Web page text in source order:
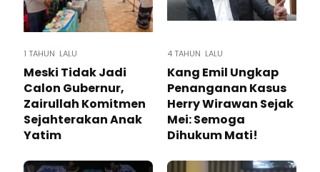
1 TAHUN LALU
Meski Tidak Jadi
Calon Gubernur,
Zairullah Komitmen
Sejahterakan Anak
Yatim
4 TAHUN LALU
Kang Emil Ungkap
Penanganan Kasus
Herry Wirawan Sejak
Mei: Semoga
Dihukum Mati!